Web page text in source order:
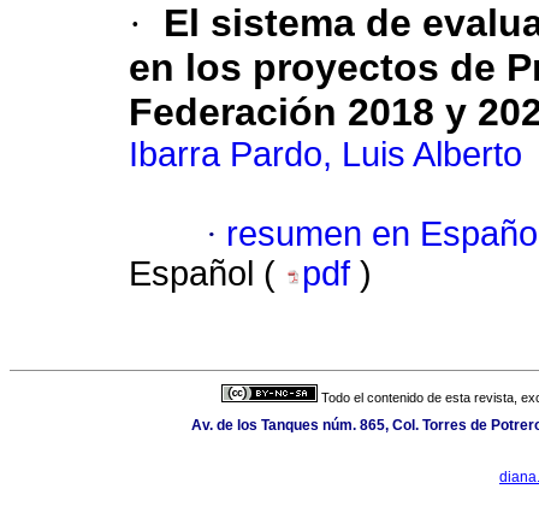
·
El sistema de
en los proyectos de
Federación 2018 y
Ibarra Pardo, Luis Alberto
· resumen en
Español (
pdf )
Todo el contenido de esta revista,
Av. de los Tanques núm. 865, Col. Torres de